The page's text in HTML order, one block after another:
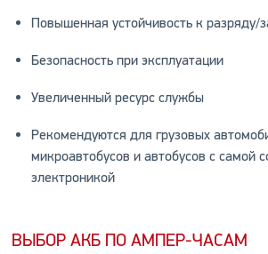
Повышенная устойчивость к разряду/
Безопасность при эксплуатации
Увеличенный ресурс службы
Рекомендуются для грузовых
микроавтобусов и автобусов с самой
электроникой
ВЫБОР АКБ ПО АМПЕР-ЧАСАМ